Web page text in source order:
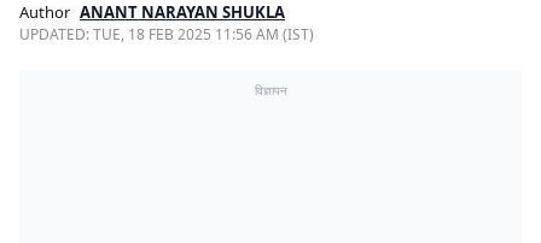
Author ANANT NARAYAN SHUKLA
UPDATED:TUE, 18 FEB 2025 11:56 AM (IST)
विज्ञापन